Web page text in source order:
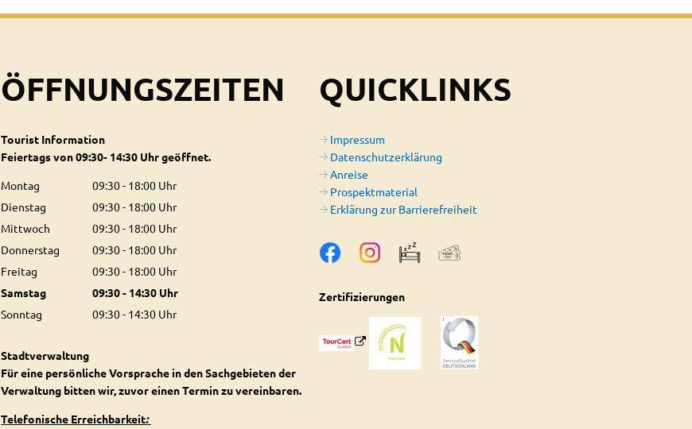
ÖFFNUNGSZEITEN
Tourist Information
Feiertags von 09:30- 14:30 Uhr geöffnet.
Montag
09:30- 18:00 Uhr
Von 09:30 bis 18:00 Uhr
Dienstag 09:30- 18:00 Uhr
Von 09:30 bis 18:00 Uhr
Mittwoch 09:30- 18:00 Uhr
Von 09:30 bis 18:00 Uhr
Donnerstag 09:30- 18:00 Uhr
Von 09:30 bis 18:00 Uhr
Freitag 09:30- 18:00 Uhr
Von 09:30 bis 18:00 Uhr
Samstag 09:30- 14:30 Uhr
Von 09:30 bis 14:30 Uhr
Sonntag 09:30- 14:30 Uhr
Stadtverwaltung
Für eine persönliche Vorsprache in den Sachgebieten der
Verwaltung bitten wir, zuvor einen Termin zu vereinbaren.
Telefonische Erreichbarkeit:
QUICKLINKS
Impressum
Datenschutzerklärung
Anreise
Prospektmaterial
Erklärung zur Barrierefreiheit
Zertifizierungen